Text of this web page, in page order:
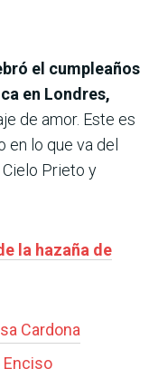
el cumpleaños
en Londres,
de amor. Este es
lo que va del
Prieto y
la hazaña de
Cardona
Enciso